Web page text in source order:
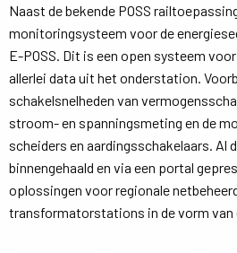
Naast de bekende POSS
monitoringsysteem voor de
E-POSS. Dit is een open systeem
allerlei data uit het onderstation.
schakelsnelheden van
stroom- en spanningsmeting en de
scheiders en aardingsschakelaars. Al
binnengehaald en via een portal
oplossingen voor regionale
transformatorstations in de vorm van